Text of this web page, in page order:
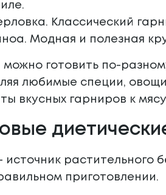
Классический
Модная и полезная
можно готовить по-
любимые специи,
вкусных гарниров к
источник растительного
приготовлении.